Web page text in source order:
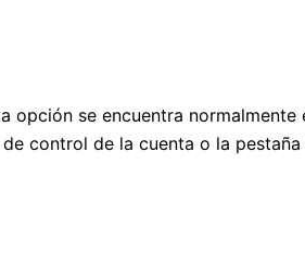
opción se encuentra normalmente
control de la cuenta o la